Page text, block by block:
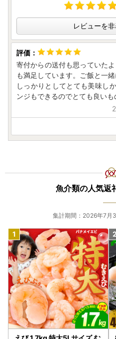
レビューを
寄付からの送付も思っていた
も満足しています。ご飯と一
しっかりとしてとても美味し
ンジもできるのでとても良いも
魚介類の人気返
集計期間：2026年7月